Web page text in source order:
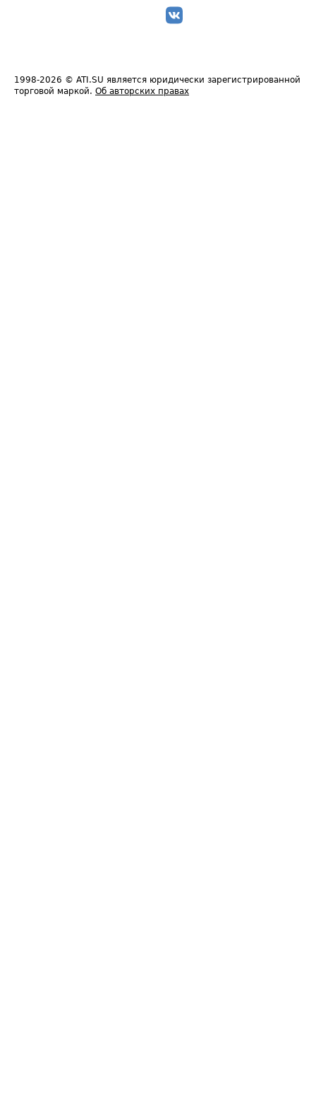
1998-2026 © ATI.SU является юридически зарегистрированной
торговой маркой. Об авторских правах